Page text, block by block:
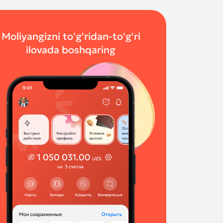
Moliyangizni to'g'ridan-to'g'ri
ilovada boshqaring